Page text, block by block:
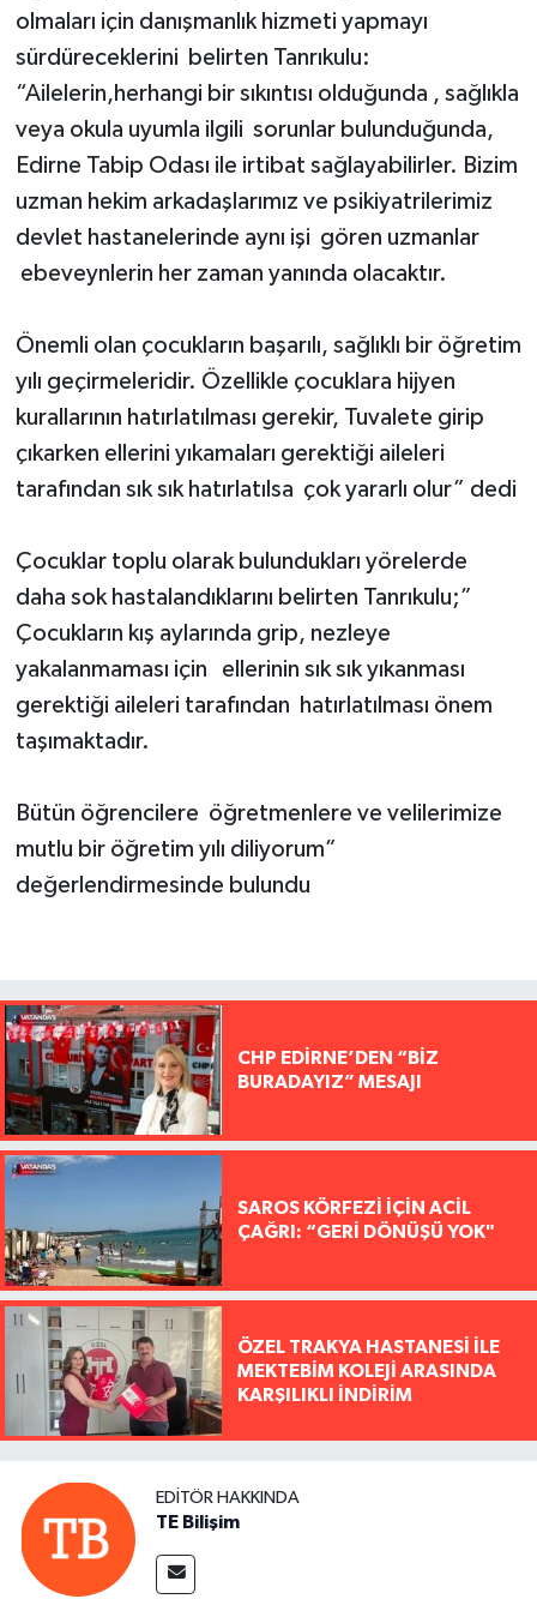
olmaları için danışmanlık hizmeti yapmayı
sürdüreceklerini belirten Tanrıkulu:
“Ailelerin,herhangi bir sıkıntısı olduğunda , sağlıkla
veya okula uyumla ilgili sorunlar bulunduğunda,
Edirne Tabip Odası ile irtibat sağlayabilirler. Bizim
uzman hekim arkadaşlarımız ve psikiyatrilerimiz
devlet hastanelerinde aynı işi gören uzmanlar
ebeveynlerin her zaman yanında olacaktır.
Önemli olan çocukların başarılı, sağlıklı bir öğretim
yılı geçirmeleridir. Özellikle çocuklara hijyen
kurallarının hatırlatılması gerekir, Tuvalete girip
çıkarken ellerini yıkamaları gerektiği aileleri
tarafından sık sık hatırlatılsa çok yararlı olur” dedi
Çocuklar toplu olarak bulundukları yörelerde
daha sok hastalandıklarını belirten Tanrıkulu;”
Çocukların kış aylarında grip, nezleye
yakalanmaması için ellerinin sık sık yıkanması
gerektiği aileleri tarafından hatırlatılması önem
taşımaktadır.
Bütün öğrencilere öğretmenlere ve velilerimize
mutlu bir öğretim yılı diliyorum”
değerlendirmesinde bulundu
CHP EDİRNE’DEN “BİZ
BURADAYIZ” MESAJI
SAROS KÖRFEZİ İÇİN ACİL
ÇAĞRI: “GERİ DÖNÜŞÜ YOK"
ÖZEL TRAKYA HASTANESİ İLE
MEKTEBİM KOLEJİ ARASINDA
KARŞILIKLI İNDİRİM
EDITÖR HAKKINDA
TE Bilişim